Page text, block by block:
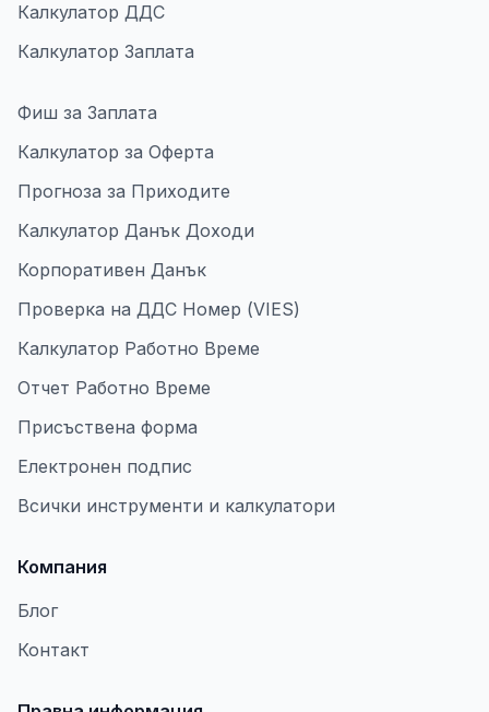
Калкулатор ДДС
Калкулатор Заплата
Фиш за Заплата
Калкулатор за Оферта
Прогноза за Приходите
Калкулатор Данък Доходи
Корпоративен Данък
Проверка на ДДС Номер (VIES)
Калкулатор Работно Време
Отчет Работно Време
Присъствена форма
Електронен подпис
Всички инструменти и калкулатори
Компания
Блог
Контакт